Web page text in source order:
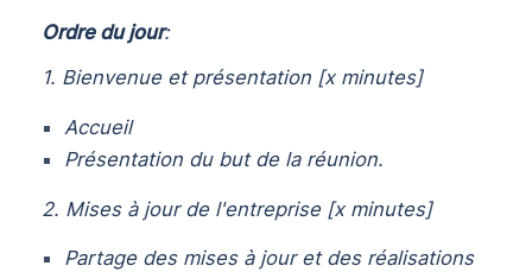
Ordre du jour:
1. Bienvenue et présentation [x minutes]
Accueil
Présentation du but de la réunion.
2. Mises à jour de l'entreprise [x minutes]
Partage des mises à jour et des réalisations